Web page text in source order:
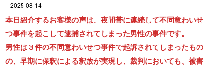
2025-08-14
本日紹介するお客様の声は、夜間帯に連続して不同意わいせ
つ事件を起こして逮捕されてしまった男性の事件です。
男性は３件の不同意わいせつ事件で起訴されてしまったもの
の、早期に保釈による釈放が実現し、裁判においても、被害